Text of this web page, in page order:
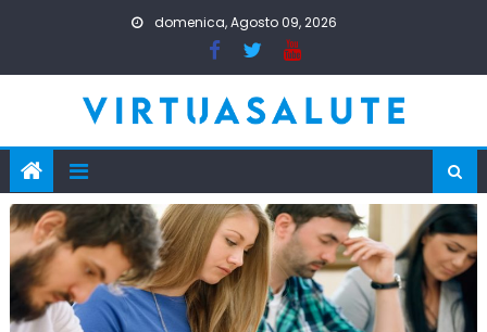
domenica, Agosto 09, 2026